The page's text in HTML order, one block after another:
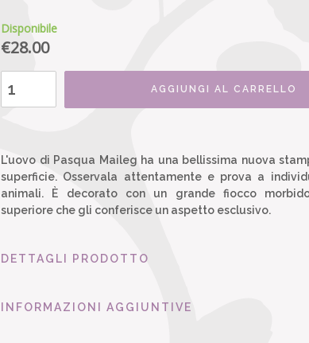
Disponibile
€28.00
AGGIUNGI AL CARRELLO
L'uovo di Pasqua Maileg ha una bellissima nuova
superficie. Osservala attentamente e prova a
animali. È decorato con un grande fiocco
superiore che gli conferisce un aspetto esclusivo.
DETTAGLI PRODOTTO
INFORMAZIONI AGGIUNTIVE